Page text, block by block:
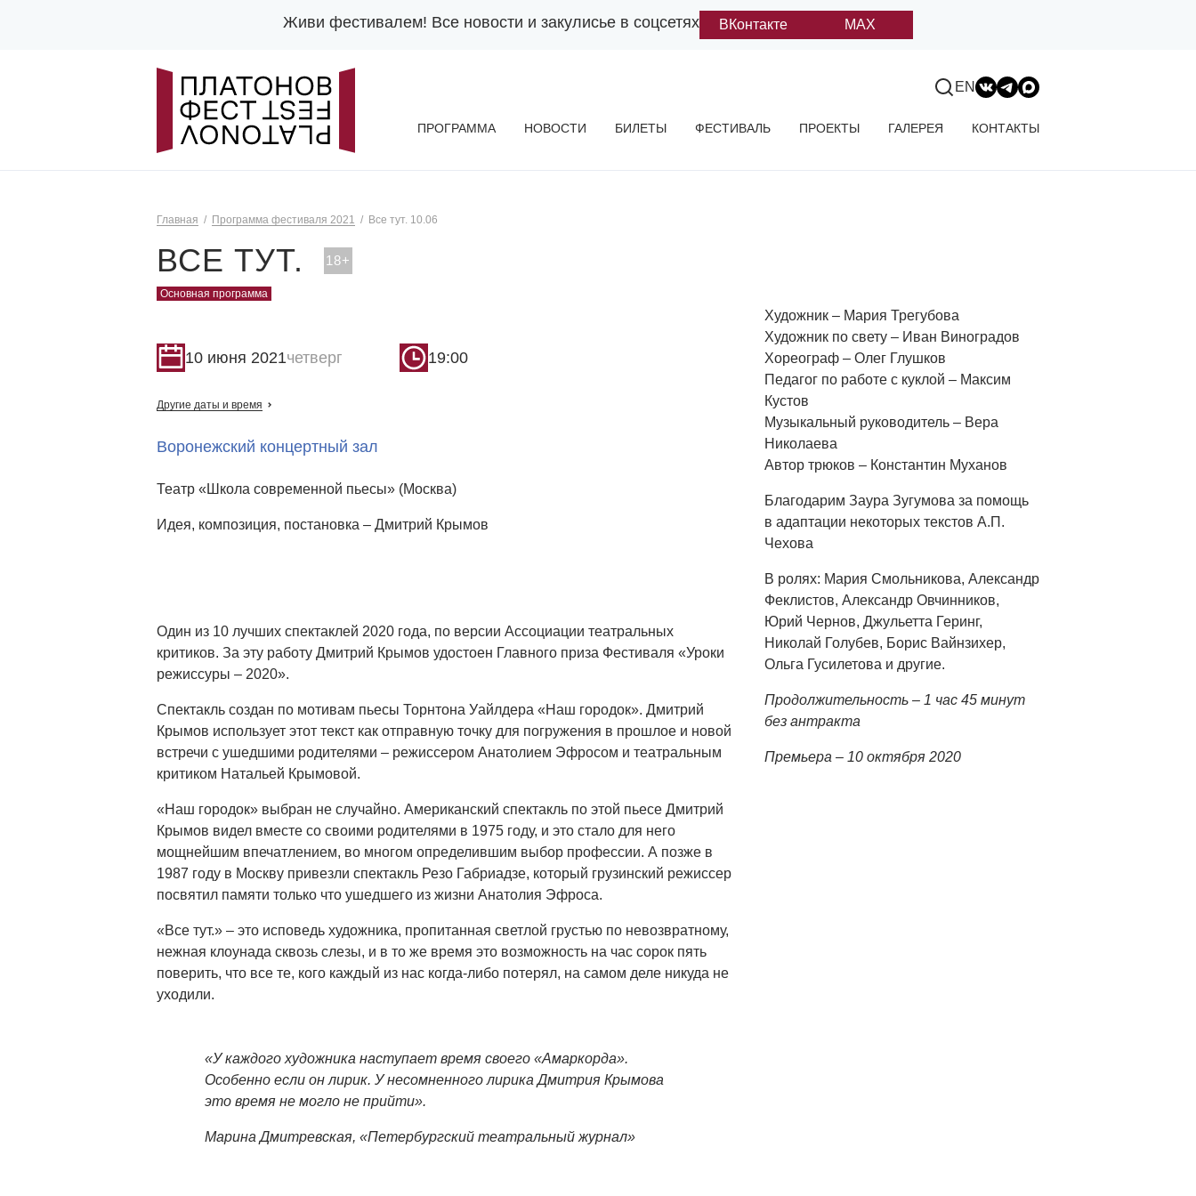
Живи фестивалем! Все новости и закулисье в соцсетях ВКонтакте MAX
ПРОГРАММА НОВОСТИ БИЛЕТЫ ФЕСТИВАЛЬ ПРОЕКТЫ ГАЛЕРЕЯ КОНТАКТЫ
EN
Главная Программа фестиваля 2021 Все тут. 10.06
ВСЕ ТУТ.
Основная программа
10 июня 2021четверг 19:00
Другие даты и время
Воронежский концертный зал
Театр «Школа современной пьесы» (Москва)
Идея, композиция, постановка – Дмитрий Крымов
Один из 10 лучших спектаклей 2020 года, по версии Ассоциации театральных
критиков. За эту работу Дмитрий Крымов удостоен Главного приза Фестиваля «Уроки
режиссуры – 2020».
Спектакль создан по мотивам пьесы Торнтона Уайлдера «Наш городок». Дмитрий
Крымов использует этот текст как отправную точку для погружения в прошлое и новой
встречи с ушедшими родителями – режиссером Анатолием Эфросом и театральным
критиком Натальей Крымовой.
«Наш городок» выбран не случайно. Американский спектакль по этой пьесе Дмитрий
Крымов видел вместе со своими родителями в 1975 году, и это стало для него
мощнейшим впечатлением, во многом определившим выбор профессии. А позже в
1987 году в Москву привезли спектакль Резо Габриадзе, который грузинский режиссер
посвятил памяти только что ушедшего из жизни Анатолия Эфроса.
«Все тут.» – это исповедь художника, пропитанная светлой грустью по невозвратному,
нежная клоунада сквозь слезы, и в то же время это возможность на час сорок пять
поверить, что все те, кого каждый из нас когда-либо потерял, на самом деле никуда не
уходили.
«У каждого художника наступает время своего «Амаркорда».
Особенно если он лирик. У несомненного лирика Дмитрия Крымова
это время не могло не прийти».
Марина Дмитревская, «Петербургский театральный журнал»
Художник – Мария Трегубова
Художник по свету – Иван Виноградов
Хореограф – Олег Глушков
Педагог по работе с куклой – Максим
Кустов
Музыкальный руководитель – Вера
Николаева
Автор трюков – Константин Муханов
Благодарим Заура Зугумова за помощь
в адаптации некоторых текстов А.П.
Чехова
В ролях: Мария Смольникова, Александр
Феклистов, Александр Овчинников,
Юрий Чернов, Джульетта Геринг,
Николай Голубев, Борис Вайнзихер,
Ольга Гусилетова и другие.
Продолжительность – 1 час 45 минут
без антракта
Премьера – 10 октября 2020